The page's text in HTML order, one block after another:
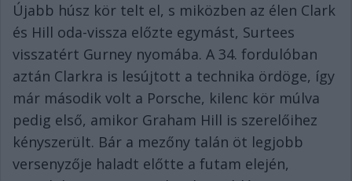
Újabb húsz kör telt el, s miközben az élen Clark
és Hill oda-vissza előzte egymást, Surtees
visszatért Gurney nyomába. A 34. fordulóban
aztán Clarkra is lesújtott a technika ördöge, így
már második volt a Porsche, kilenc kör múlva
pedig első, amikor Graham Hill is szerelőihez
kényszerült. Bár a mezőny talán öt legjobb
versenyzője haladt előtte a futam elején,